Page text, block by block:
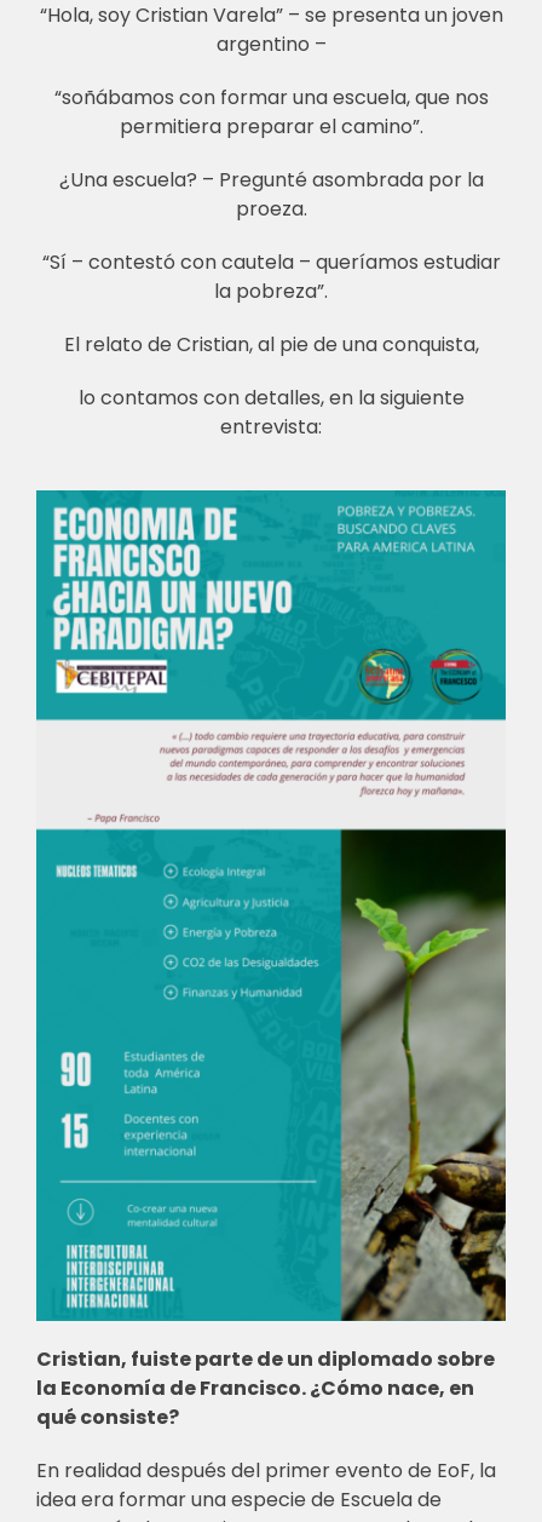
“Hola, soy Cristian Varela” – se presenta un joven
argentino –
“soñábamos con formar una escuela, que nos
permitiera preparar el camino”.
¿Una escuela? – Pregunté asombrada por la
proeza.
“Sí – contestó con cautela – queríamos estudiar
la pobreza”.
El relato de Cristian, al pie de una conquista,
lo contamos con detalles, en la siguiente
entrevista:
Cristian, fuiste parte de un diplomado sobre
la Economía de Francisco. ¿Cómo nace, en
qué consiste?
En realidad después del primer evento de EoF, la
idea era formar una especie de Escuela de